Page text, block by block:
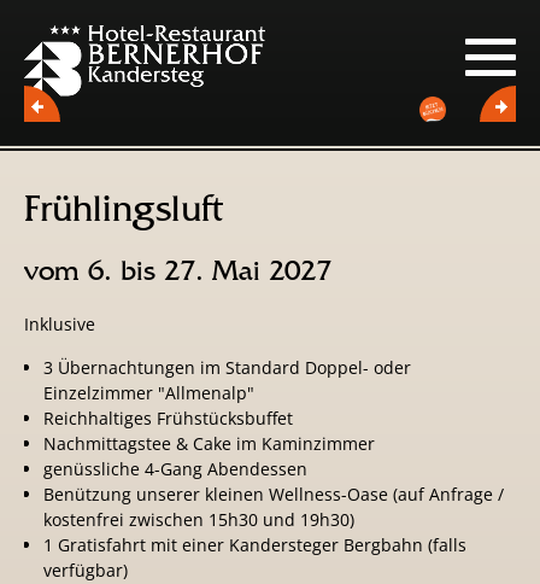
Frühlingsluft
vom 6. bis 27. Mai 2027
Inklusive
3 Übernachtungen im Standard Doppel- oder
Einzelzimmer "Allmenalp"
Reichhaltiges Frühstücksbuffet
Nachmittagstee & Cake im Kaminzimmer
genüssliche 4-Gang Abendessen
Benützung unserer kleinen Wellness-Oase (auf Anfrage /
kostenfrei zwischen 15h30 und 19h30)
1 Gratisfahrt mit einer Kandersteger Bergbahn (falls
verfügbar)